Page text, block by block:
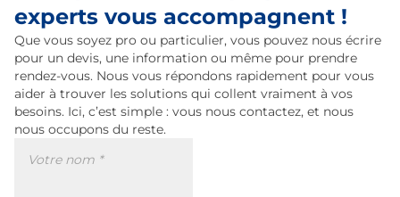
experts vous accompagnent !
Que vous soyez pro ou particulier, vous pouvez nous écrire
pour un devis, une information ou même pour prendre
rendez-vous. Nous vous répondons rapidement pour vous
aider à trouver les solutions qui collent vraiment à vos
besoins. Ici, c’est simple : vous nous contactez, et nous
nous occupons du reste.